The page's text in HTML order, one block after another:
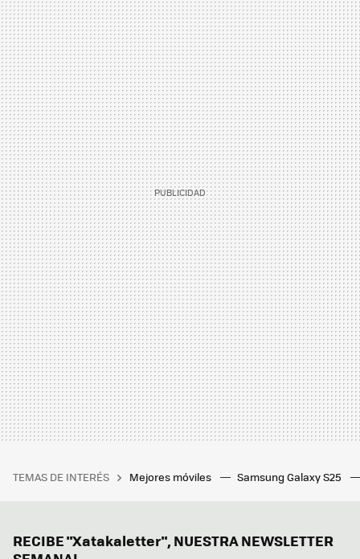
TEMAS DE INTERÉS Mejores móviles Samsung Galaxy S25
RECIBE "Xatakaletter", NUESTRA NEWSLETTER